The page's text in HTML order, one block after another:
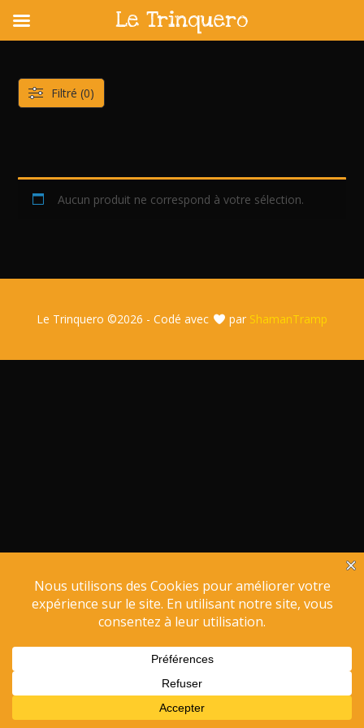
content
Aucun produit ne correspond à votre sélection.
Filtré (0)
Le Trinquero ©2026 - Codé avec par ShamanTramp
Le Trinquero